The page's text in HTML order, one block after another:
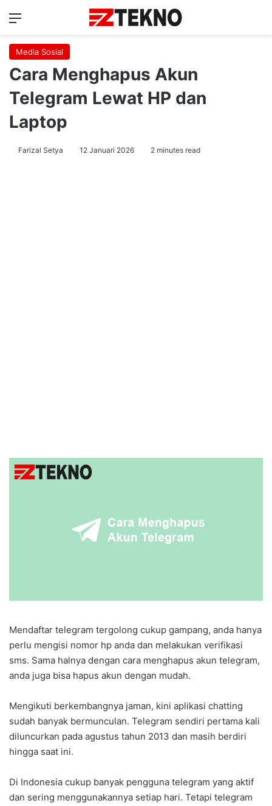
Menu
Media Sosial
Cara Menghapus Akun
Telegram Lewat HP dan
Laptop
Farizal Setya 12 Januari 2026 2 minutes read
Mendaftar telegram tergolong cukup gampang, anda hanya
perlu mengisi nomor hp anda dan melakukan verifikasi
sms. Sama halnya dengan cara menghapus akun telegram,
anda juga bisa hapus akun dengan mudah.
Mengikuti berkembangnya jaman, kini aplikasi chatting
sudah banyak bermunculan. Telegram sendiri pertama kali
diluncurkan pada agustus tahun 2013 dan masih berdiri
hingga saat ini.
Di Indonesia cukup banyak pengguna telegram yang aktif
dan sering menggunakannya setiap hari. Tetapi telegram